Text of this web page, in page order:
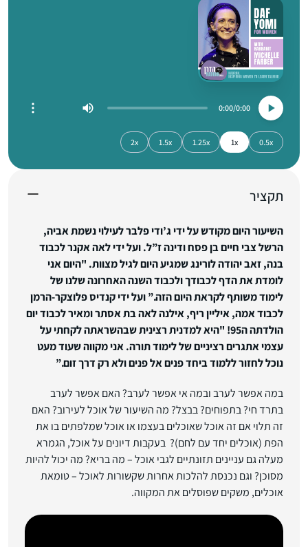
0:00
0:00
0.5x
1x
1.25x
1.5x
2x
תקציר
השיעור היום מקודש על ידי ג’ודי פלבר לעילוי נשמת אביה,
הרשל צבי חיים בן פסח ודינה ז”ל. ועל ידי לאה אקנר לכבוד
בנה, זאב יהודה לורינג שמגיע היום לגיל מצוות. "היום אני
לומדת את הדף לכבודך ולכבוד השנה האחרונה שלנו של
לימוד משותף לקראת היום הזה.” ועל ידי קנדיס פלוצקר-הרמן
לכבוד אמה, איליין ריף, אילנה לאה בת אסתר ומאיר לכבוד יום
הולדתה ה95! "היא למדנית רצינית שבהשראתה לקחתי על
עצמי אתגרים רציניים של לימוד תורה. אני מקווה שעוד מעט
נוכל לחזור ללמוד ביחד פנים אל פנים ולא רק דרך זום.”
במה אפשר לערב ובמה אי אפשר לערב? האם אפשר לערב
בתרד חי? בתפוחים? בבצל? מה השיעור של אוכל לעירוב? האם
זה תלוי אם זה אוכל שאוכלים בעצמו או אוכל שמלפתים בו את
הפת (אוכלים יחד עם לחם)? בעקבות דיונים על אוכל, הגמרא
מעלה גם עניינים תזונתיים לגבי אוכל – מה בריא? מה יכול להיות
מסוכן? וגם נכנסת להלכות אחרות שקשורות לאוכל – טומאת
אוכלים, משקים שפוסלים את המקווה.